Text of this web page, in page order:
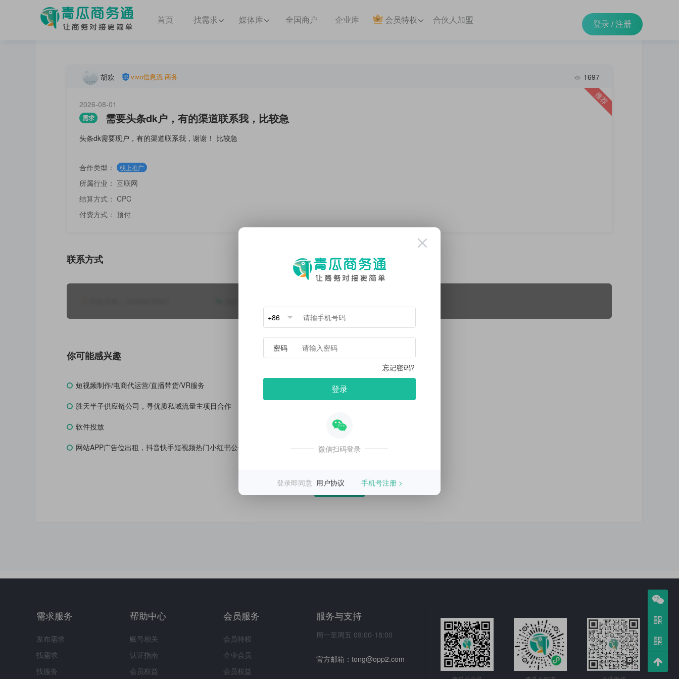
首页 找需求 媒体库 全国商户 企业库 会员特权 合伙人加盟 登录 /注册
胡欢 vivo信息流 商务 1697
推荐
2026-08-01
需求 需要头条dk户，有的渠道联系我，比较急
头条dk需要现户，有的渠道联系我，谢谢！ 比较急
合作类型： 线上推广
所属行业： 互联网
结算方式： CPC
付费方式： 预付
联系方式
你可能感兴趣
短视频制作/电商代运营/直播带货/VR服务
胜天半子供应链公司，寻优质私域流量主项目合作
软件投放
网站APP广告位出租，抖音快手短视频热门小红书公众号软文，私信与评论
换一换
需求服务
发布需求
找需求
找服务
帮助中心
账号相关
认证指南
会员权益
会员服务
会员特权
企业会员
会员权益
服务与支持
周一至周五 09:00-18:00
官方邮箱：tong@opp2.com